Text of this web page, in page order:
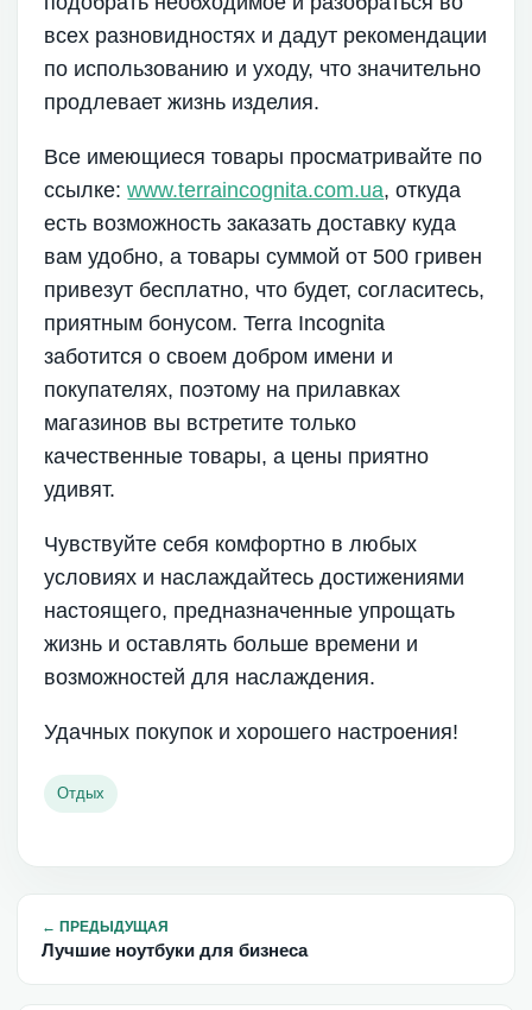
всех разновидностях и дадут рекомендации
по использованию и уходу, что значительно
продлевает жизнь изделия.
Все имеющиеся товары просматривайте по
ссылке:www.terraincognita.com.ua, откуда
есть возможность заказать доставку куда
вам удобно, а товары суммой от 500 гривен
привезут бесплатно, что будет, согласитесь,
приятным бонусом. Terra Incognita
заботится о своем добром имени и
покупателях, поэтому на прилавках
магазинов вы встретите только
качественные товары, а цены приятно
удивят.
Чувствуйте себя комфортно в любых
условиях и наслаждайтесь достижениями
настоящего, предназначенные упрощать
жизнь и оставлять больше времени и
возможностей для наслаждения.
Удачных покупок и хорошего настроения!
Отдых
← ПРЕДЫДУЩАЯ
Лучшие ноутбуки для бизнеса